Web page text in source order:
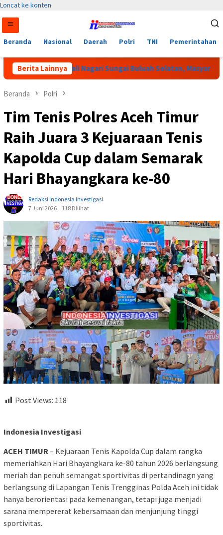
Loncat ke konten
Beranda Nasional Daerah Polri TNI Pemerintahan
Berita Lainnya
Pemilihan Wali Nagari Sungai Buluah Selatan, Masyarakat
Beranda Polri
Tim Tenis Polres Aceh Timur
Raih Juara 3 Kejuaraan Tenis
Kapolda Cup dalam Semarak
Hari Bhayangkara ke-80
Redaksi Indonesia Investigasi
7 Juni 2026
118 Dilihat
Post Views: 118
Indonesia Investigasi
ACEH TIMUR – Kejuaraan Tenis Kapolda Cup dalam rangka
memeriahkan Hari Bhayangkara ke-80 tahun 2026 berlangsung
meriah dan penuh semangat sportivitas di pertandinagn yang
berlangsung di Lapangan Tenis Trengginas Polda Aceh ini tidak
hanya berorientasi pada kemenangan, tetapi juga menjadi
sarana mempererat kebersamaan dan menjunjung tinggi
sportivitas.